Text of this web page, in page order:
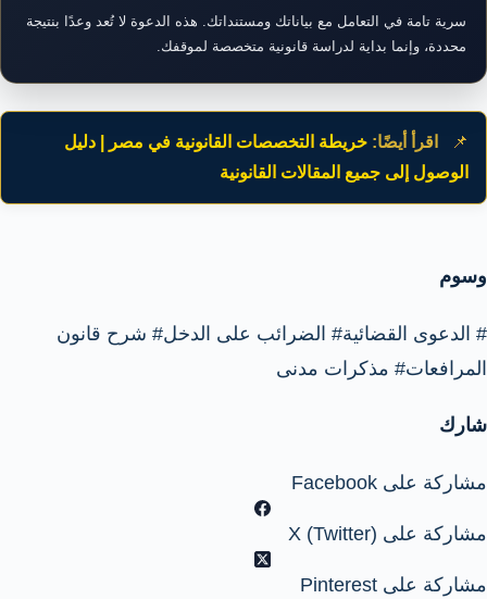
سرية تامة في التعامل مع بياناتك ومستنداتك. هذه الدعوة لا تُعد وعدًا بنتيجة
محددة، وإنما بداية لدراسة قانونية متخصصة لموقفك.
📌 اقرأ أيضًا: خريطة التخصصات القانونية في مصر | دليل
الوصول إلى جميع المقالات القانونية
وسوم
# الدعوى القضائية# الضرائب على الدخل# شرح قانون
المرافعات# مذكرات مدنى
شارك
مشاركة على Facebook
مشاركة على X (Twitter)
مشاركة على Pinterest